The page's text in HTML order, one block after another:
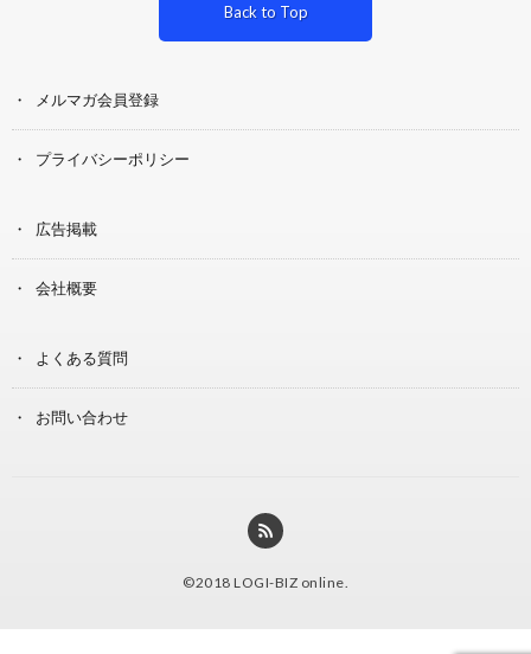
Back to Top
メルマガ会員登録
プライバシーポリシー
広告掲載
会社概要
よくある質問
お問い合わせ
©2018 LOGI-BIZ online